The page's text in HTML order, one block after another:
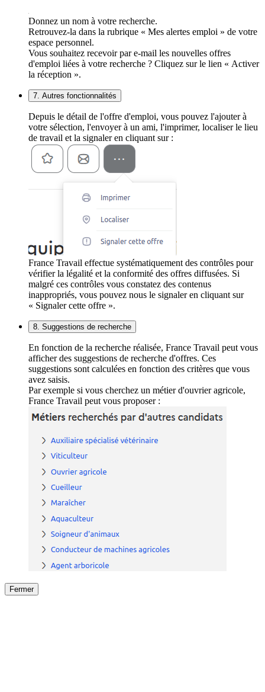
Donnez un nom à votre recherche.
Retrouvez-la dans la rubrique « Mes alertes emploi » de votre
espace personnel.
Vous souhaitez recevoir par e-mail les nouvelles offres
d'emploi liées à votre recherche ? Cliquez sur le lien « Activer
la réception ».
7. Autres fonctionnalités
Depuis le détail de l'offre d'emploi, vous pouvez l'ajouter à
votre sélection, l'envoyer à un ami, l'imprimer, localiser le lieu
de travail et la signaler en cliquant sur :
France Travail effectue systématiquement des contrôles pour
vérifier la légalité et la conformité des offres diffusées. Si
malgré ces contrôles vous constatez des contenus
inappropriés, vous pouvez nous le signaler en cliquant sur
« Signaler cette offre ».
8. Suggestions de recherche
En fonction de la recherche réalisée, France Travail peut vous
afficher des suggestions de recherche d'offres. Ces
suggestions sont calculées en fonction des critères que vous
avez saisis.
Par exemple si vous cherchez un métier d'ouvrier agricole,
France Travail peut vous proposer :
Fermer